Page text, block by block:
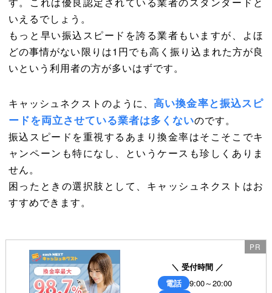
いえるでしょう。
もっと早い振込スピードを誇る業者もいますが、よほ
どの事情がない限りは1円でも高く振り込まれた方が良
いという利用者の方が多いはずです。
キャッシュネクストのように、高い換金率と振込スピ
ードを両立させている業者は多くないのです。
振込スピードを重視するあまり換金率はそこそこでキ
ャンペーンも特になし、というケースも珍しくありま
せん。
困ったときの選択肢として、キャッシュネクストはお
すすめできます。
＼ 受付時間 ／
電話
9:00～20:00